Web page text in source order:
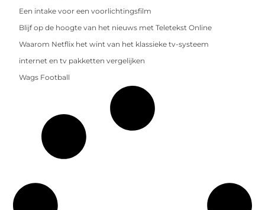
Een intake voor een voorlichtingsfilm
Blijf op de hoogte van het nieuws met Teletekst Online
Waarom Netflix het wint van het klassieke tv-systeem
internet en tv pakketten vergelijken
Wags Football